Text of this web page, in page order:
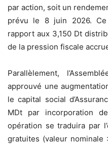
par action, soit un
prévu le 8 juin 2026.
rapport aux 3,150 Dt
de la pression fiscale
Parallèlement,
approuvé une
le capital social
MDt par incorporation
opération se traduira par
gratuites (valeur nominale